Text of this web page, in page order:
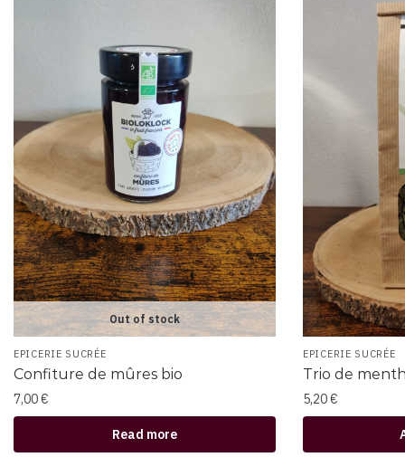
Out of stock
EPICERIE SUCRÉE
Confiture de mûres bio
7,00€
Read more
EPICERIE SUCRÉE
Trio de
5,20€